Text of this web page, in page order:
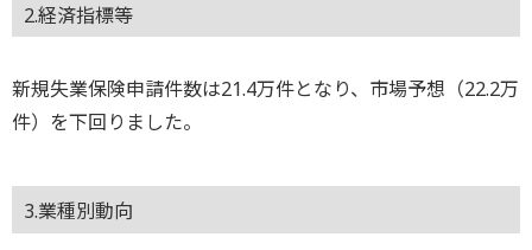
2.経済指標等
新規失業保険申請件数は21.4万件となり、市場予想（22.2万
件）を下回りました。
3.業種別動向